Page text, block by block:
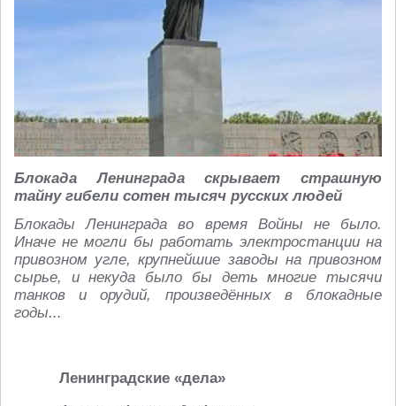
Блокада Ленинграда скрывает страшную
тайну гибели сотен тысяч русских людей
Блокады Ленинграда во время Войны не было.
Иначе не могли бы работать электростанции на
привозном угле, крупнейшие заводы на привозном
сырье, и некуда было бы деть многие тысячи
танков и орудий, произведённых в блокадные
годы...
Ленинградские «дела»